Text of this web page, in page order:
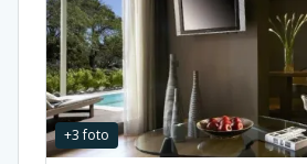
+3foto